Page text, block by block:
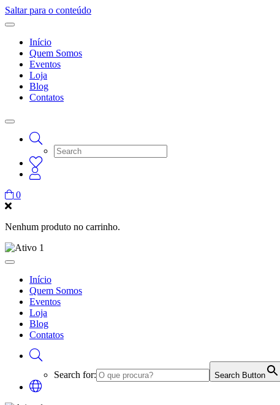
Saltar para o conteúdo
Início
Quem Somos
Eventos
Loja
Blog
Contatos
0
Nenhum produto no carrinho.
Início
Quem Somos
Eventos
Loja
Blog
Contatos
Search for: Search Button